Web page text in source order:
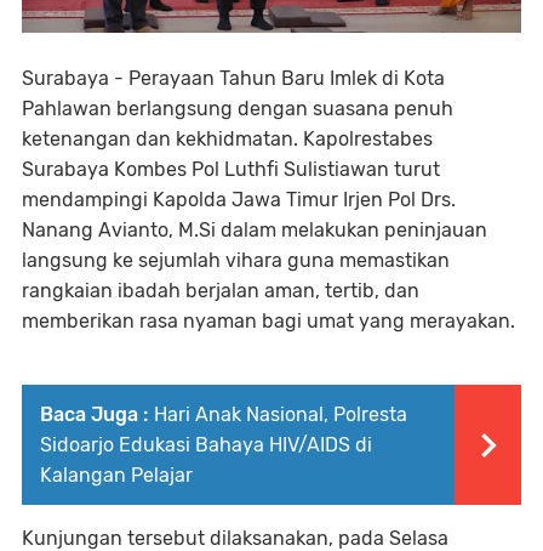
Surabaya - Perayaan Tahun Baru Imlek di Kota
Pahlawan berlangsung dengan suasana penuh
ketenangan dan kekhidmatan. Kapolrestabes
Surabaya Kombes Pol Luthfi Sulistiawan turut
mendampingi Kapolda Jawa Timur Irjen Pol Drs.
Nanang Avianto, M.Si dalam melakukan peninjauan
langsung ke sejumlah vihara guna memastikan
rangkaian ibadah berjalan aman, tertib, dan
memberikan rasa nyaman bagi umat yang merayakan.
Baca Juga : Hari Anak Nasional, Polresta
Sidoarjo Edukasi Bahaya HIV/AIDS di
Kalangan Pelajar
Kunjungan tersebut dilaksanakan, pada Selasa